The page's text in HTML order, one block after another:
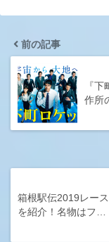
前の記事
『
作所
箱根駅伝2019レー
を紹介！名物はフ…